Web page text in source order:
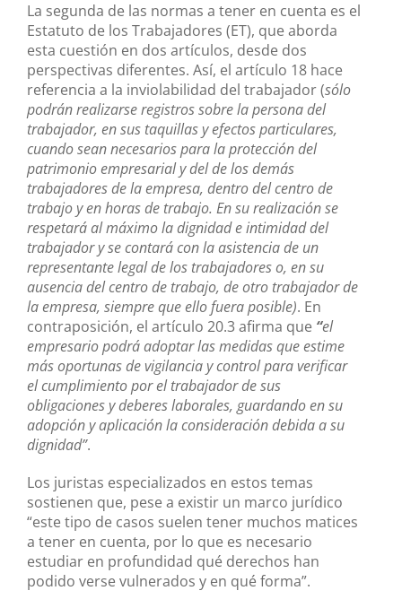
La segunda de las normas a tener en cuenta es el
Estatuto de los Trabajadores (ET), que aborda
esta cuestión en dos artículos, desde dos
perspectivas diferentes. Así, el artículo 18 hace
referencia a la inviolabilidad del trabajador (sólo
podrán realizarse registros sobre la persona del
trabajador, en sus taquillas y efectos particulares,
cuando sean necesarios para la protección del
patrimonio empresarial y del de los demás
trabajadores de la empresa, dentro del centro de
trabajo y en horas de trabajo. En su realización se
respetará al máximo la dignidad e intimidad del
trabajador y se contará con la asistencia de un
representante legal de los trabajadores o, en su
ausencia del centro de trabajo, de otro trabajador de
la empresa, siempre que ello fuera posible). En
contraposición, el artículo 20.3 afirma que “el
empresario podrá adoptar las medidas que estime
más oportunas de vigilancia y control para verificar
el cumplimiento por el trabajador de sus
obligaciones y deberes laborales, guardando en su
adopción y aplicación la consideración debida a su
dignidad”.
Los juristas especializados en estos temas
sostienen que, pese a existir un marco jurídico
“este tipo de casos suelen tener muchos matices
a tener en cuenta, por lo que es necesario
estudiar en profundidad qué derechos han
podido verse vulnerados y en qué forma”.